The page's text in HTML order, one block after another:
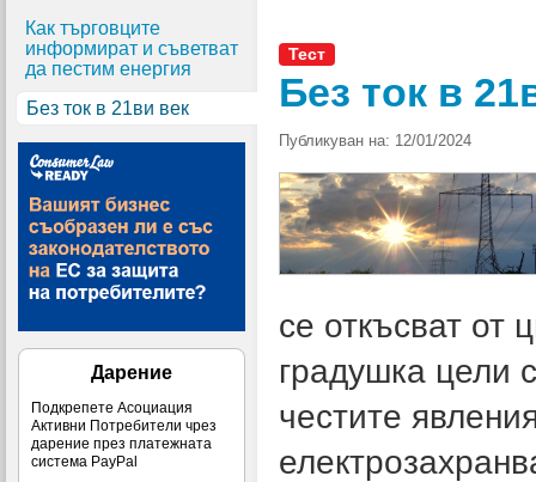
Как търговците
информират и съветват
да пестим енергия
Без ток в 21ви век
Дарение
Подкрепете Асоциация
Активни Потребители чрез
дарение през платежната
система PayPal
Тест
Без ток в
Публикуван на: 12/01/2024
се откъсват от
градушка цели
честите